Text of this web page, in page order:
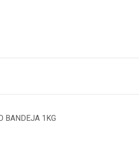
BANDEJA 1KG